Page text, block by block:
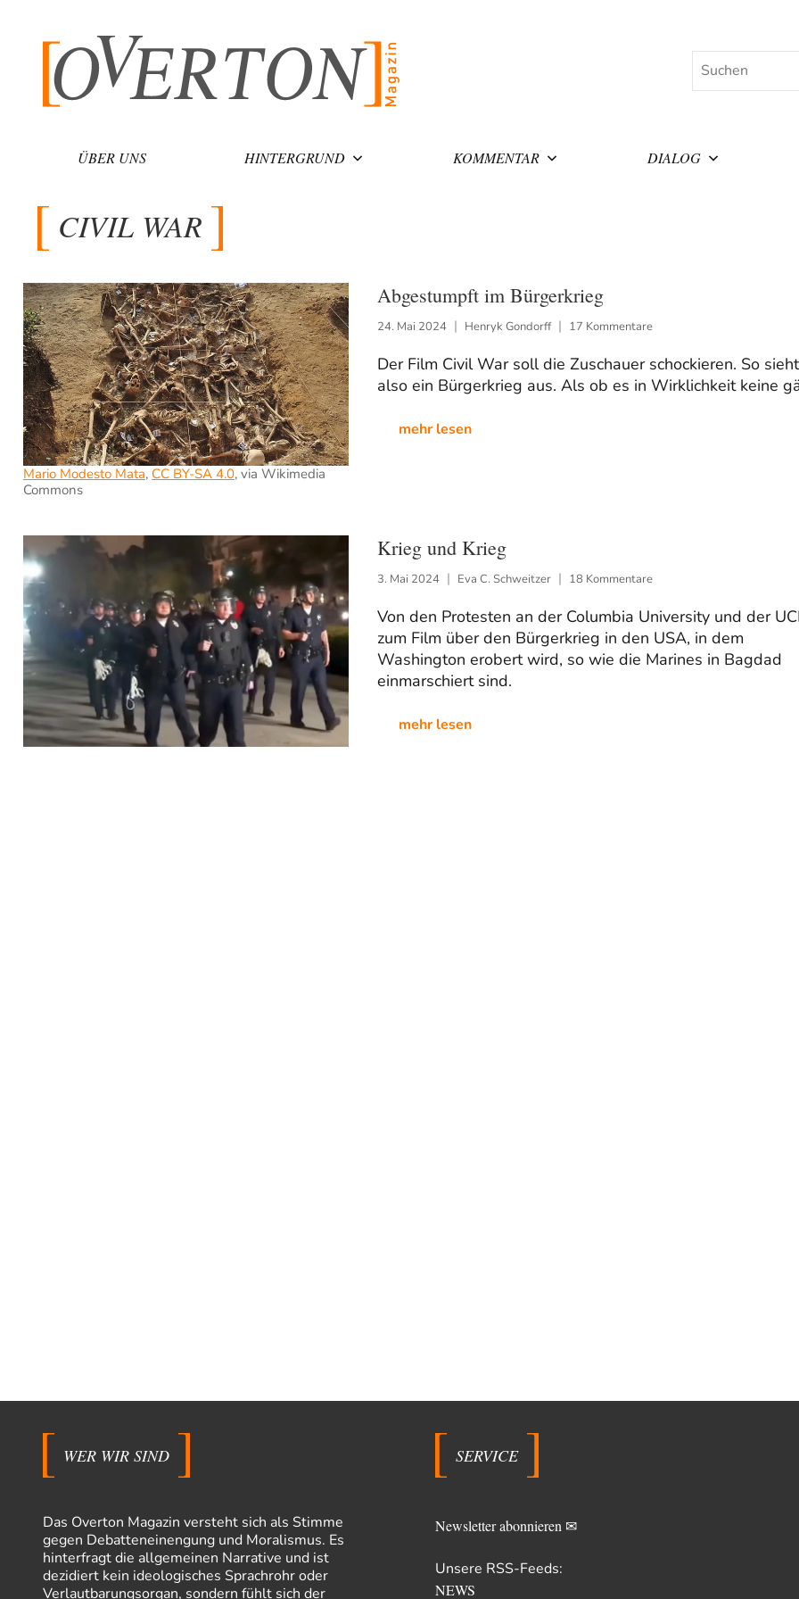
Suchen
ÜBER UNS HINTERGRUND KOMMENTAR DIALOG
CIVIL WAR
Mario Modesto Mata, CC BY-SA 4.0, via Wikimedia
Commons
Abgestumpft im Bürgerkrieg
24. Mai 2024 Henryk Gondorff 17 Kommentare
Der Film Civil War soll die Zuschauer schockieren. So sieht
also ein Bürgerkrieg aus. Als ob es in Wirklichkeit keine
mehr lesen
Krieg und Krieg
3. Mai 2024 Eva C. Schweitzer 18 Kommentare
Von den Protesten an der Columbia University und der
zum Film über den Bürgerkrieg in den USA, in dem
Washington erobert wird, so wie die Marines in Bagdad
einmarschiert sind.
mehr lesen
WER WIR SIND
Das Overton Magazin versteht sich als Stimme
gegen Debatteneinengung und Moralismus. Es
hinterfragt die allgemeinen Narrative und ist
dezidiert kein ideologisches Sprachrohr oder
Verlautbarungsorgan, sondern fühlt sich der
SERVICE
Newsletter abonnieren ✉
Unsere RSS-Feeds:
NEWS